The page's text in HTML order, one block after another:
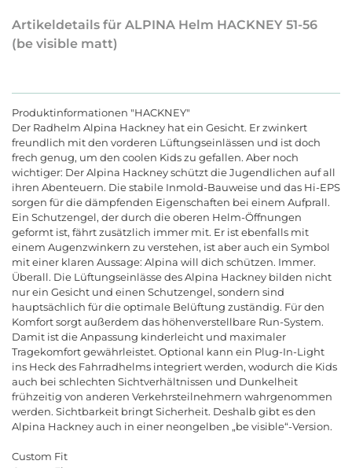
Artikeldetails für ALPINA Helm HACKNEY 51-56
(be visible matt)
Produktinformationen "HACKNEY"
Der Radhelm Alpina Hackney hat ein Gesicht. Er zwinkert
freundlich mit den vorderen Lüftungseinlässen und ist doch
frech genug, um den coolen Kids zu gefallen. Aber noch
wichtiger: Der Alpina Hackney schützt die Jugendlichen auf all
ihren Abenteuern. Die stabile Inmold-Bauweise und das Hi-EPS
sorgen für die dämpfenden Eigenschaften bei einem Aufprall.
Ein Schutzengel, der durch die oberen Helm-Öffnungen
geformt ist, fährt zusätzlich immer mit. Er ist ebenfalls mit
einem Augenzwinkern zu verstehen, ist aber auch ein Symbol
mit einer klaren Aussage: Alpina will dich schützen. Immer.
Überall. Die Lüftungseinlässe des Alpina Hackney bilden nicht
nur ein Gesicht und einen Schutzengel, sondern sind
hauptsächlich für die optimale Belüftung zuständig. Für den
Komfort sorgt außerdem das höhenverstellbare Run-System.
Damit ist die Anpassung kinderleicht und maximaler
Tragekomfort gewährleistet. Optional kann ein Plug-In-Light
ins Heck des Fahrradhelms integriert werden, wodurch die Kids
auch bei schlechten Sichtverhältnissen und Dunkelheit
frühzeitig von anderen Verkehrsteilnehmern wahrgenommen
werden. Sichtbarkeit bringt Sicherheit. Deshalb gibt es den
Alpina Hackney auch in einer neongelben „be visible“-Version.
Custom Fit